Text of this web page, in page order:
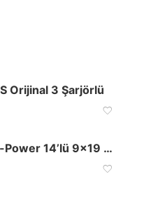
Orijinal 3 Şarjörlü
Browning Hi-Power 14’lü 9×19 Titanyum Kaplama